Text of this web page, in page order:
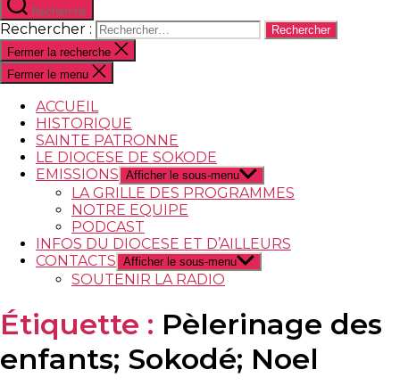
Recherche
Rechercher :
Fermer la recherche
Fermer le menu
ACCUEIL
HISTORIQUE
SAINTE PATRONNE
LE DIOCESE DE SOKODE
EMISSIONS Afficher le sous-menu
LA GRILLE DES PROGRAMMES
NOTRE EQUIPE
PODCAST
INFOS DU DIOCESE ET D’AILLEURS
CONTACTS Afficher le sous-menu
SOUTENIR LA RADIO
Étiquette : Pèlerinage des
enfants; Sokodé; Noel